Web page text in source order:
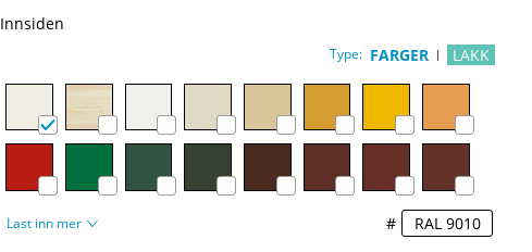
Innsiden
Type: FARGER LAKK
Last inn mer #